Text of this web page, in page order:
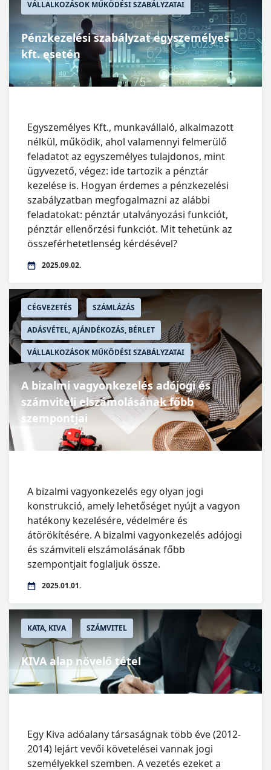
VÁLLALKOZÁSOK MŰKÖDÉSI SZABÁLYZATAI
Pénzkezelési szabályzat egyszemélyes
kft. esetén
Egyszemélyes Kft., munkavállaló, alkalmazott
nélkül, működik, ahol valamennyi felmerülő
feladatot az egyszemélyes tulajdonos, mint
ügyvezető, végez: ide tartozik a pénztár
kezelése is. Hogyan érdemes a pénzkezelési
szabályzatban megfogalmazni az alábbi
feladatokat: pénztár utalványozási funkciót,
pénztár ellenőrzési funkciót. Mit tehetünk az
összeférhetetlenség kérdésével?
2025.09.02.
CÉGVEZETÉS SZÁMLÁZÁS
ADÁSVÉTEL, AJÁNDÉKOZÁS, BÉRLET
VÁLLALKOZÁSOK MŰKÖDÉSI SZABÁLYZATAI
A bizalmi vagyonkezelés adójogi és
számviteli elszámolásának főbb
szempontjai
A bizalmi vagyonkezelés egy olyan jogi
konstrukció, amely lehetőséget nyújt a vagyon
hatékony kezelésére, védelmére és
átörökítésére. A bizalmi vagyonkezelés adójogi
és számviteli elszámolásának főbb
szempontjait foglaljuk össze.
2025.01.01.
KATA, KIVA SZÁMVITEL
KIVA alap növelő tétel
Egy Kiva adóalany társaságnak több éve (2012-
2014) lejárt vevői követelései vannak jogi
személyekkel szemben. A vezetés ezeket a